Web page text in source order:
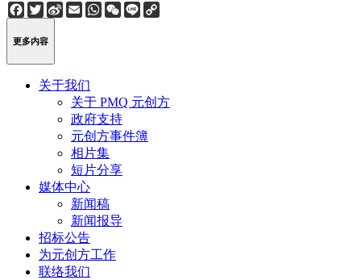
Facebook
Twitter
Sina
Weibo
EmailWhatsApp
WeChat
Line
更多内容
关于我们
关于 PMQ 元创方
政府支持
元创方事件簿
相片集
短片分享
媒体中心
新闻稿
新闻报导
招标公告
为元创方工作
联络我们